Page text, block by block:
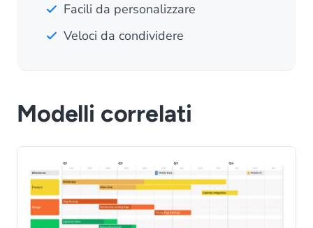
Facili da personalizzare
Veloci da condividere
Modelli correlati